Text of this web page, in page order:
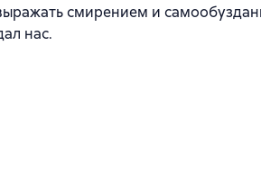
смирением и
нас.